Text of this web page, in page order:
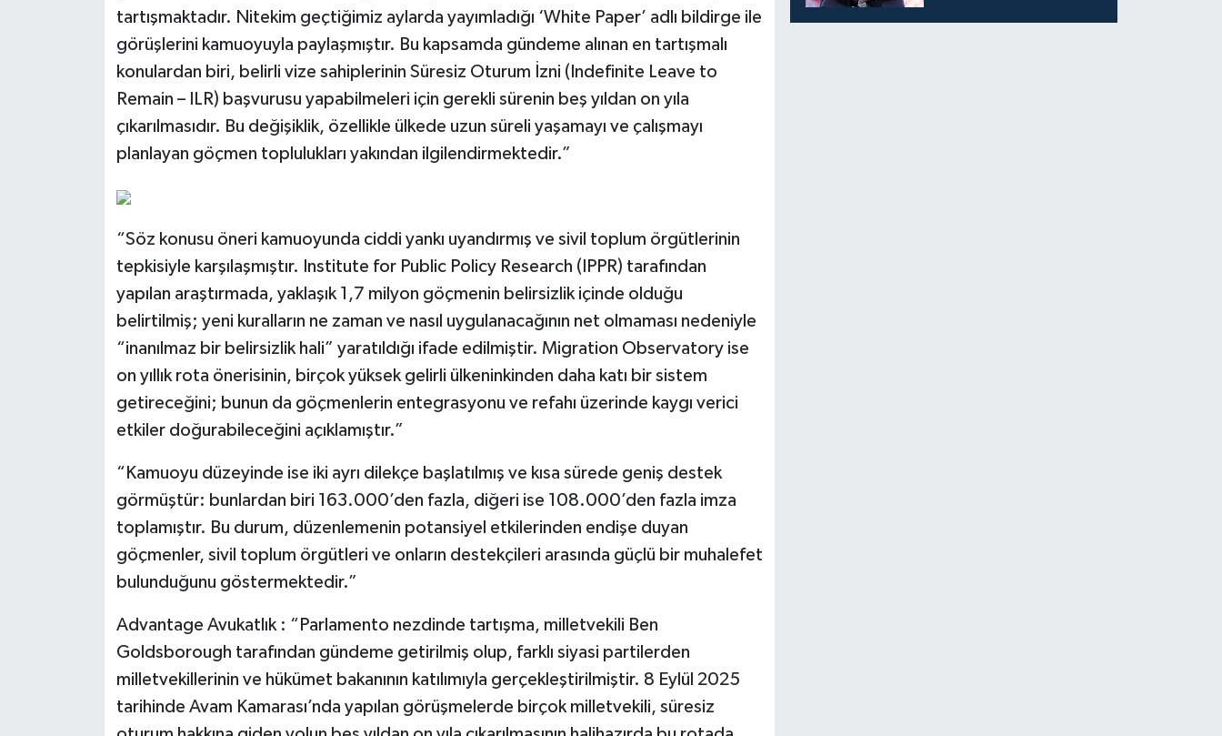
tartışmaktadır. Nitekim geçtiğimiz aylarda yayımladığı ‘White Paper’ adlı bildirge ile
görüşlerini kamuoyuyla paylaşmıştır. Bu kapsamda gündeme alınan en tartışmalı
konulardan biri, belirli vize sahiplerinin Süresiz Oturum İzni (Indefinite Leave to
Remain – ILR) başvurusu yapabilmeleri için gerekli sürenin beş yıldan on yıla
çıkarılmasıdır. Bu değişiklik, özellikle ülkede uzun süreli yaşamayı ve çalışmayı
planlayan göçmen toplulukları yakından ilgilendirmektedir.”
“Söz konusu öneri kamuoyunda ciddi yankı uyandırmış ve sivil toplum örgütlerinin
tepkisiyle karşılaşmıştır. Institute for Public Policy Research (IPPR) tarafından
yapılan araştırmada, yaklaşık 1,7 milyon göçmenin belirsizlik içinde olduğu
belirtilmiş; yeni kuralların ne zaman ve nasıl uygulanacağının net olmaması nedeniyle
“inanılmaz bir belirsizlik hali” yaratıldığı ifade edilmiştir. Migration Observatory ise
on yıllık rota önerisinin, birçok yüksek gelirli ülkeninkinden daha katı bir sistem
getireceğini; bunun da göçmenlerin entegrasyonu ve refahı üzerinde kaygı verici
etkiler doğurabileceğini açıklamıştır.”
“Kamuoyu düzeyinde ise iki ayrı dilekçe başlatılmış ve kısa sürede geniş destek
görmüştür: bunlardan biri 163.000’den fazla, diğeri ise 108.000’den fazla imza
toplamıştır. Bu durum, düzenlemenin potansiyel etkilerinden endişe duyan
göçmenler, sivil toplum örgütleri ve onların destekçileri arasında güçlü bir muhalefet
bulunduğunu göstermektedir.”
Advantage Avukatlık : “Parlamento nezdinde tartışma, milletvekili Ben
Goldsborough tarafından gündeme getirilmiş olup, farklı siyasi partilerden
milletvekillerinin ve hükümet bakanının katılımıyla gerçekleştirilmiştir. 8 Eylül 2025
tarihinde Avam Kamarası’nda yapılan görüşmelerde birçok milletvekili, süresiz